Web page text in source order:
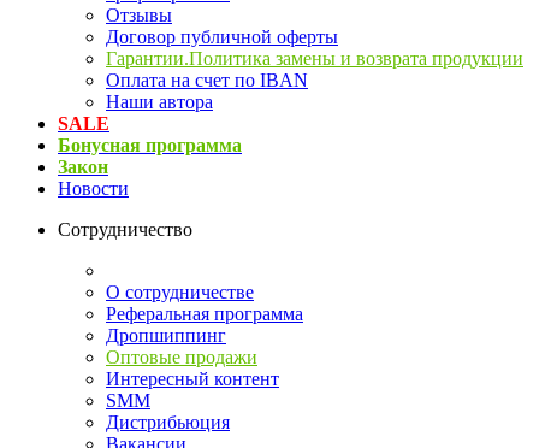
Отзывы
Договор публичной оферты
Гарантии.Политика замены и возврата продукции
Оплата на счет по IBAN
Наши автора
SALE
Бонусная программа
Закон
Новости
Сотрудничество
О сотрудничестве
Реферальная программа
Дропшиппинг
Оптовые продажи
Интересный контент
SMM
Дистрибьюция